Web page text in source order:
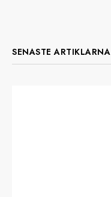
SENASTE ARTIKLARNA